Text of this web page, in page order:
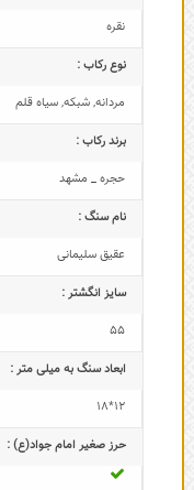
نقره
نوع رکاب :
مردانه,شبکه,سیاه قلم
برند رکاب :
حجره _ مشهد
نام سنگ :
عقیق سلیمانی
سایز انگشتر :
55
ابعاد سنگ به میلی متر :
12*18
حرز صغیر امام جواد(ع) :